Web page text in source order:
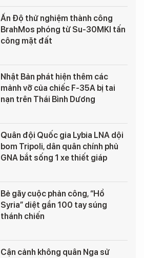
Ấn Độ thử nghiệm thành công
BrahMos phóng từ Su-30MKI tấn
công mặt đất
Nhật Bản phát hiện thêm các
mảnh vỡ của chiếc F-35A bị tai
nạn trên Thái Bình Dương
Quân đội Quốc gia Lybia LNA dội
bom Tripoli, dân quân chính phủ
GNA bắt sống 1 xe thiết giáp
Bẻ gãy cuộc phản công, “Hổ
Syria” diệt gần 100 tay súng
thánh chiến
Cận cảnh không quân Nga sử